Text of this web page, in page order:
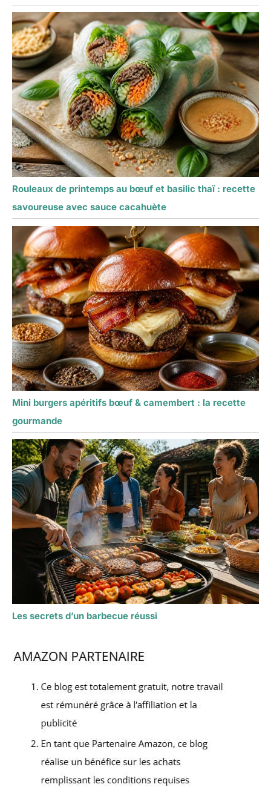
Rouleaux de printemps au bœuf et basilic thaï : recette
savoureuse avec sauce cacahuète
Mini burgers apéritifs bœuf & camembert : la recette
gourmande
Les secrets d’un barbecue réussi